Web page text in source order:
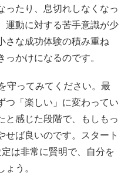
ったり、息切れしなくなっ
運動に対する苦手意識が少
さな成功体験の積み重ね
かけになるのです。
守ってみてください。最
つ「楽しい」に変わってい
と感じた段階で、もしもっ
せば良いのです。スタート
は非常に賢明で、自分を
う。